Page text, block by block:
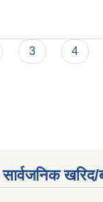
3 4
सार्वजनिक